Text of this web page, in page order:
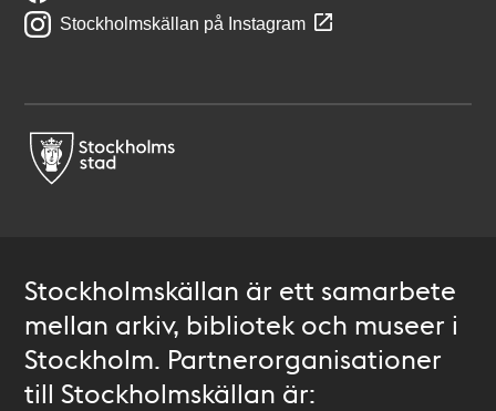
Stockholmskällan på Instagram
Stockholmskällan är ett samarbete
mellan arkiv, bibliotek och museer i
Stockholm. Partnerorganisationer
till Stockholmskällan är: